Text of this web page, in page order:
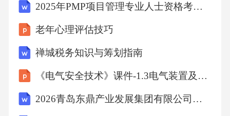
落 D.点火线圈次级断路答案：B解析：长期修
正大幅正向偏移表明ECU持续加浓，多由空气
流量信号偏低导致。2.多选题2.1下列哪些测试
可验证自动变速器油泵磨损（）。A.怠速时D挡
制动油压测试 B.失速试验 C.时间滞后试验
D.路试中手动2挡发动机制动测试 E.油底壳磁
2025年PMP项目管理专业人士资格考试历年真题及答案
老年心理评估技巧
禅城税务知识与筹划指南
《电气安全技术》课件-1.3电气装置及电气线路发生燃爆
2026青岛东鼎产业发展集团有限公司招聘笔试备考题库及答案解析